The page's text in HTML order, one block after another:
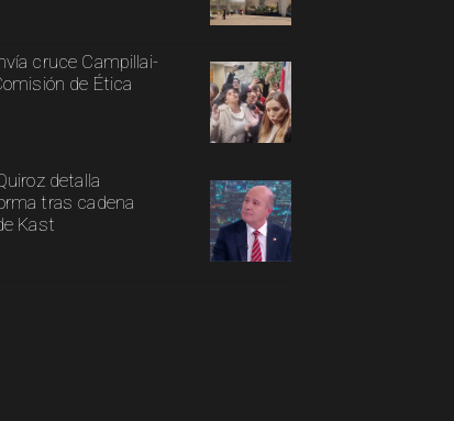
cruce Campillai-
de Ética
detalla
tras cadena
Kast